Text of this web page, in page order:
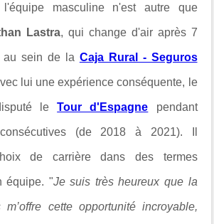
masculine n'est autre que
Lastra, qui change d'air après 7
au sein de la Caja Rural - Seguros
lui une expérience conséquente, le
leTour d'Espagne pendant
(de 2018 à 2021). Il
de carrière dans des termes
équipe. "Je suis très heureux que la
m’offre cette opportunité incroyable,